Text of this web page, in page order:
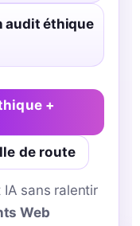
audit éthique
+
de route
sans ralentir
Web